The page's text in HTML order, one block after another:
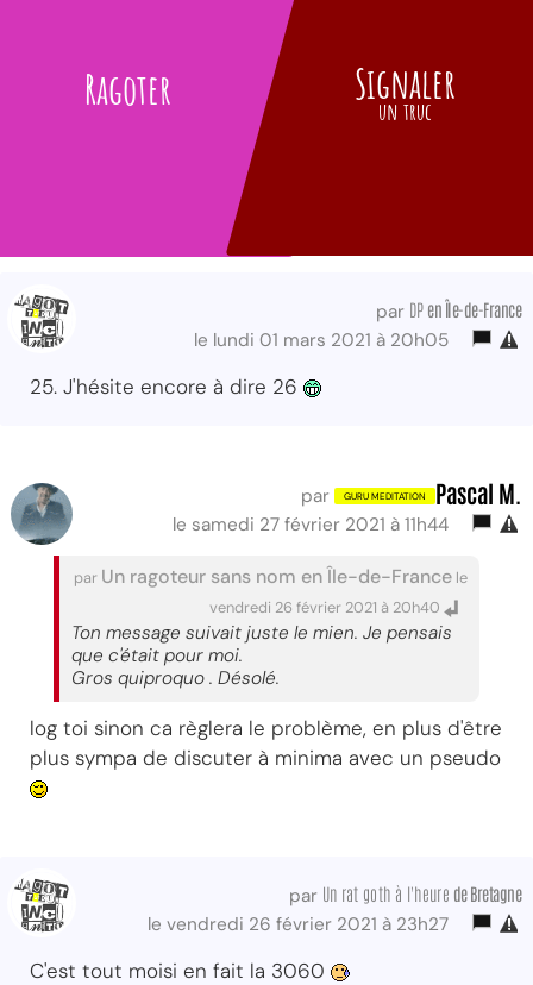
Ragoter Signaler
un truc
par DP en Île-de-France
le lundi 01 mars 2021 à 20h05
25. J'hésite encore à dire 26
par Pascal M.
le samedi 27 février 2021 à 11h44
par Un ragoteur sans nom en Île-de-France le
vendredi 26 février 2021 à 20h40
Ton message suivait juste le mien. Je pensais
que c'était pour moi.
Gros quiproquo . Désolé.
log toi sinon ca règlera le problème, en plus d'être
plus sympa de discuter à minima avec un pseudo
par Un rat goth à l'heure de Bretagne
le vendredi 26 février 2021 à 23h27
C'est tout moisi en fait la 3060